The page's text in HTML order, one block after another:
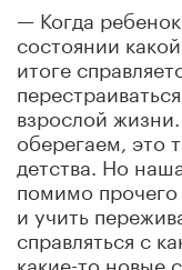
— Когда
состоянии
итоге
взрослой
оберегаем, это
детства. Но
помимо
и учить
справляться с
какие-то новые